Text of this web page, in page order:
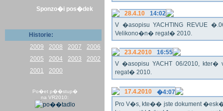
Sponzo�i pos�dek
Historie:
2009
2008 2007
2006
2005
2004 2003
2002
2001
2000
Po�et p��stup�
na VR2010:
28.4.10
14:02
V �asopisu YACHTING REVUE
Velikono�n� regat� 2010.
23.4.2010
16:55
V �asopisu YACHT 06/2010,
regat� 2010.
17.4.2010
�4:07
Pro V�s, kte�� jste dokument